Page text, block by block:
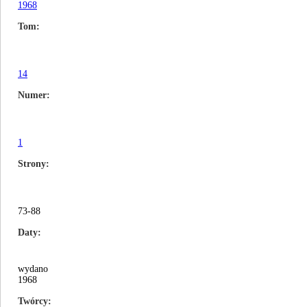
1968
Tom
14
Numer
1
Strony
73-88
Daty
wydano
1968
Twórcy